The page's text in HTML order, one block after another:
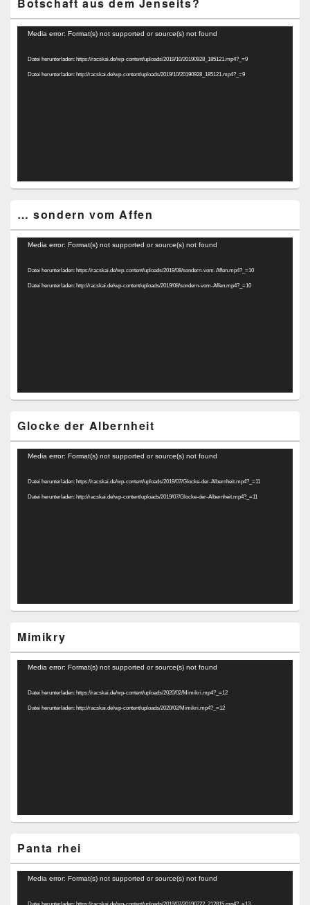
Botschaft aus dem Jenseits?
Video-
Media error: Format(s) not supported or source(s) not found
Datei herunterladen: https://racskai.de/wp-content/uploads/2019/10/20190928_185121.mp4?_=9
Datei herunterladen: http://racskai.de/wp-content/uploads/2019/10/20190928_185121.mp4?_=9
… sondern vom Affen
Video-
Media error: Format(s) not supported or source(s) not found
Datei herunterladen: https://racskai.de/wp-content/uploads/2019/08/sondern-vom-Affen.mp4?_=10
Datei herunterladen: http://racskai.de/wp-content/uploads/2019/08/sondern-vom-Affen.mp4?_=10
Glocke der Albernheit
Video-
Media error: Format(s) not supported or source(s) not found
Datei herunterladen: https://racskai.de/wp-content/uploads/2019/07/Glocke-der-Albernheit.mp4?_=11
Datei herunterladen: http://racskai.de/wp-content/uploads/2019/07/Glocke-der-Albernheit.mp4?_=11
Mimikry
Video-
Media error: Format(s) not supported or source(s) not found
Datei herunterladen: https://racskai.de/wp-content/uploads/2020/02/Mimikri.mp4?_=12
Datei herunterladen: http://racskai.de/wp-content/uploads/2020/02/Mimikri.mp4?_=12
Panta rhei
Video-
Media error: Format(s) not supported or source(s) not found
Datei herunterladen: https://racskai.de/wp-content/uploads/2019/07/20190722_212815.mp4?_=13